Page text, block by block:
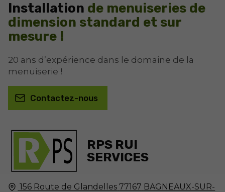
RPS RUI
SERVICES
156 Route de Glandelles 77167 BAGNEAUX-SUR-
Installation de menuiseries de
dimension standard et sur
mesure !
20 ans d’expérience dans le domaine de la
menuiserie !
Contactez-nous